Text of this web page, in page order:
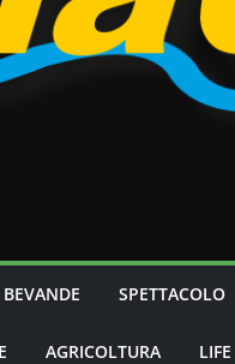
SPETTACOLO
AGRICOLTURA